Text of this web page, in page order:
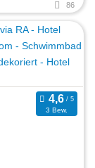
86
3 Bew.